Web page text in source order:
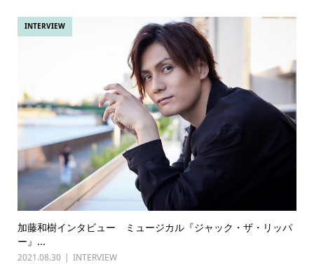
INTERVIEW
加藤和樹インタビュー ミュージカル『ジャック・ザ・リッパ
ー』...
2021.08.30 INTERVIEW